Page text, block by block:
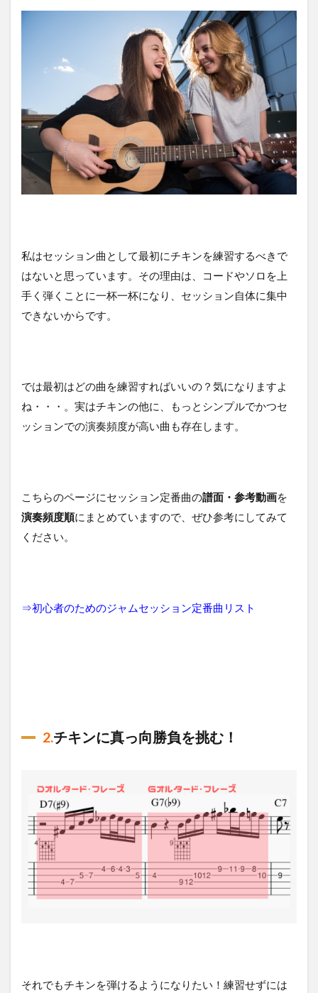
私はセッション曲として最初にチキンを練習するべきで
はないと思っています。その理由は、コードやソロを上
手く弾くことに一杯一杯になり、セッション自体に集中
できないからです。
では最初はどの曲を練習すればいいの？気になりますよ
ね・・・。実はチキンの他に、もっとシンプルでかつセ
ッションでの演奏頻度が高い曲も存在します。
こちらのページにセッション定番曲の譜面・参考動画を
演奏頻度順にまとめていますので、ぜひ参考にしてみて
ください。
⇒初心者のためのジャムセッション定番曲リスト
2.チキンに真っ向勝負を挑む！
それでもチキンを弾けるようになりたい！練習せずには